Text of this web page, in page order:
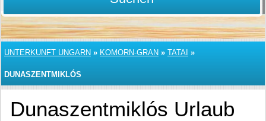
UNTERKUNFT UNGARN » KOMORN-GRAN » TATAI »
DUNASZENTMIKLÓS
Dunaszentmiklós Urlaub